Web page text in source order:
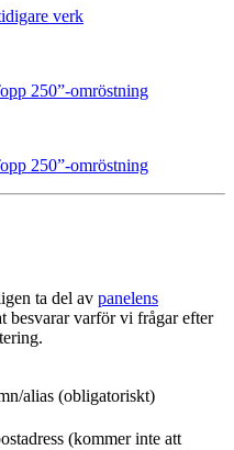
verk
250”-omröstning
250”-omröstning
ta del av panelens
besvarar varför vi frågar efter
alias (obligatoriskt)
(kommer inte att